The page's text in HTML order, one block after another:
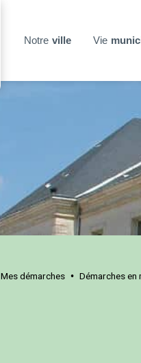
Notre ville Vie
Mes démarches • Démarches en